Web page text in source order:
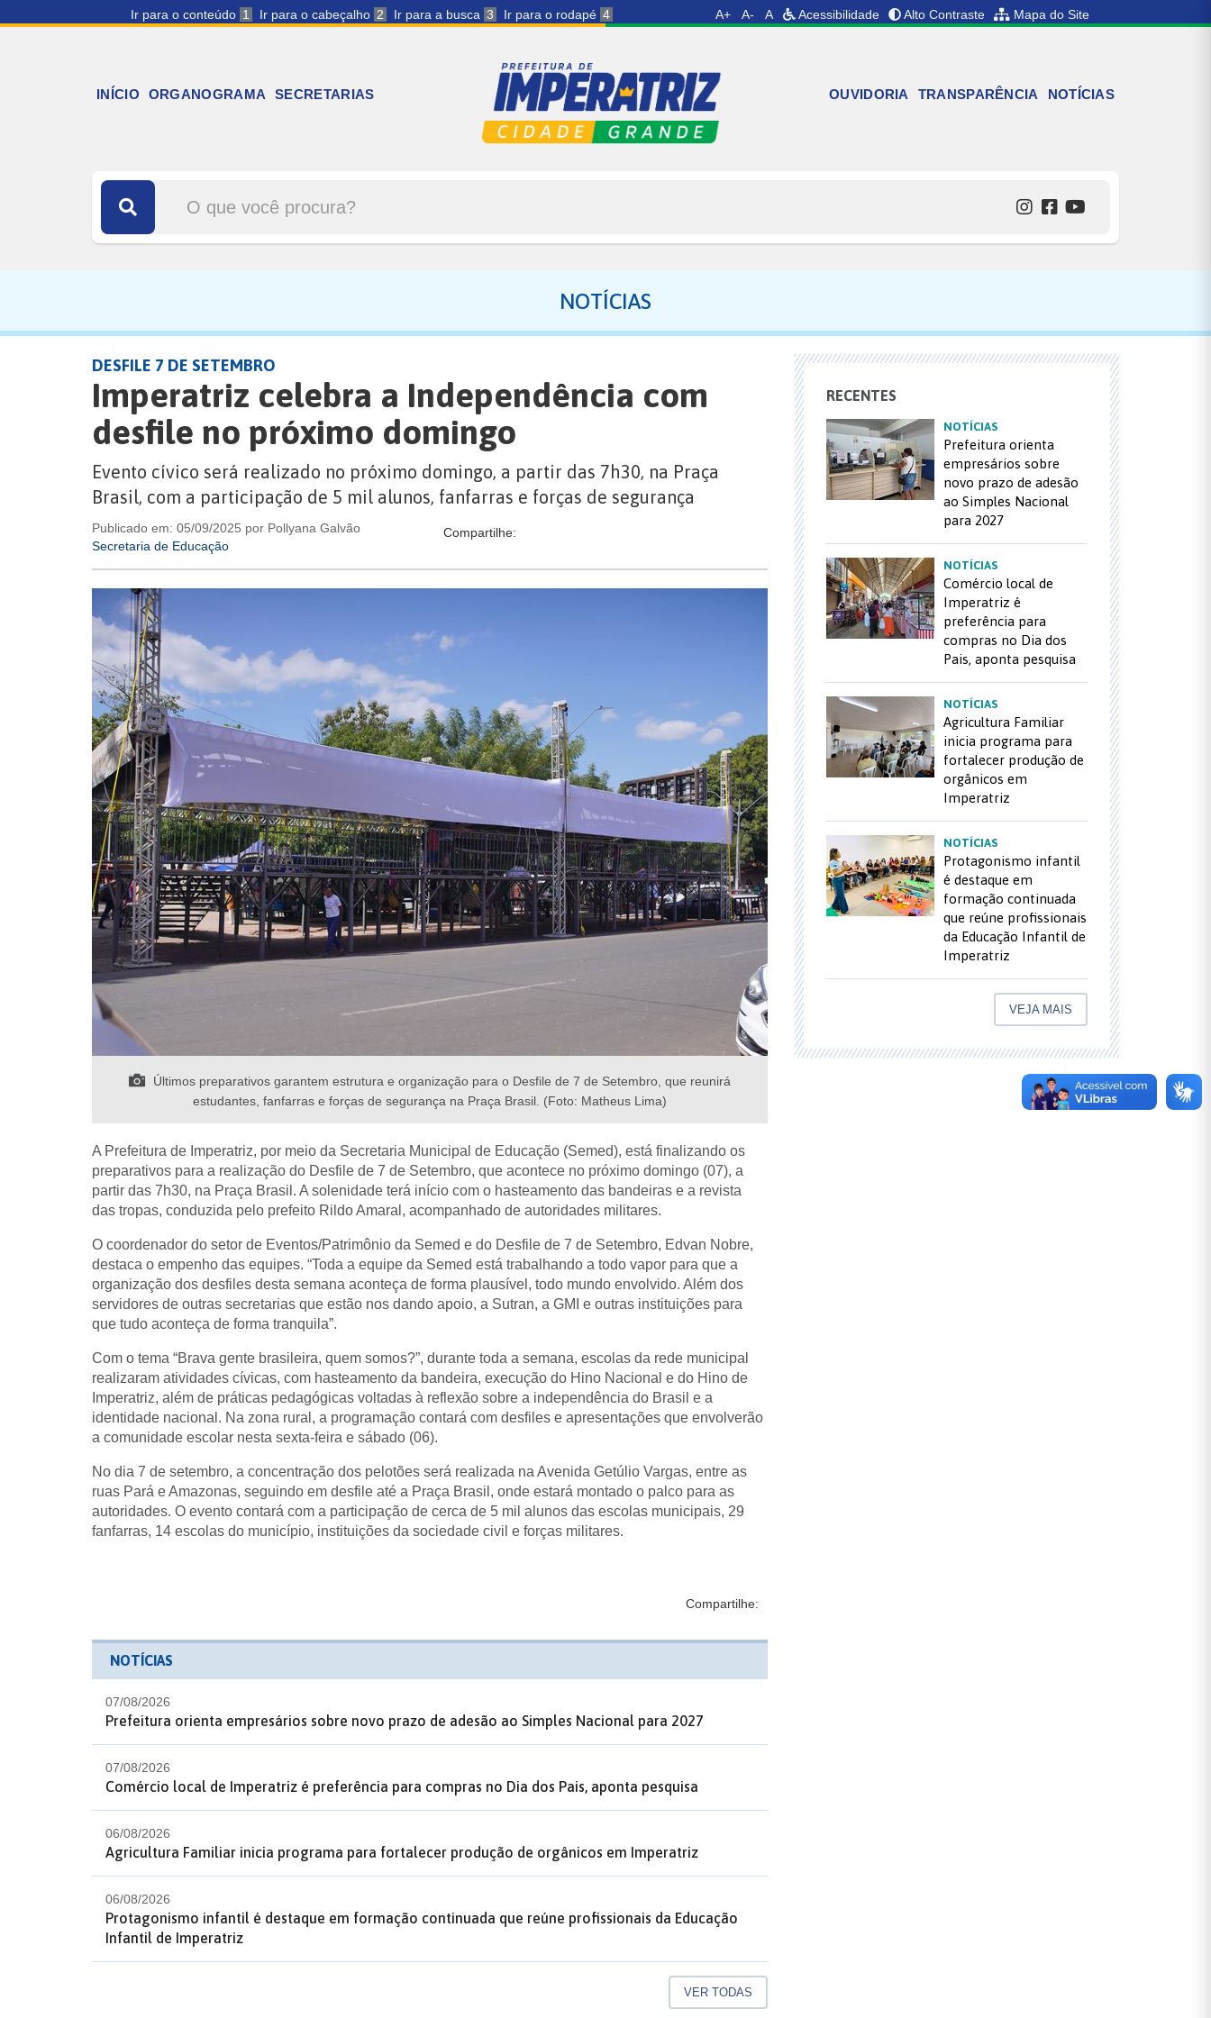
Ir para o conteúdo 1 Ir para o cabeçalho 2 Ir para a busca 3 Ir para o rodapé 4 A+ A- A Acessibilidade Alto Contraste Mapa do Site
INÍCIO ORGANOGRAMA SECRETARIAS OUVIDORIA TRANSPARÊNCIA NOTÍCIAS
NOTÍCIAS
DESFILE 7 DE SETEMBRO
Imperatriz celebra a Independência com
desfile no próximo domingo
Evento cívico será realizado no próximo domingo, a partir das 7h30, na Praça
Brasil, com a participação de 5 mil alunos, fanfarras e forças de segurança
Publicado em: 05/09/2025 por Pollyana Galvão
Secretaria de Educação
Compartilhe:
Últimos preparativos garantem estrutura e organização para o Desfile de 7 de Setembro, que reunirá
estudantes, fanfarras e forças de segurança na Praça Brasil. (Foto: Matheus Lima)
A Prefeitura de Imperatriz, por meio da Secretaria Municipal de Educação (Semed), está finalizando os
preparativos para a realização do Desfile de 7 de Setembro, que acontece no próximo domingo (07), a
partir das 7h30, na Praça Brasil. A solenidade terá início com o hasteamento das bandeiras e a revista
das tropas, conduzida pelo prefeito Rildo Amaral, acompanhado de autoridades militares.
O coordenador do setor de Eventos/Patrimônio da Semed e do Desfile de 7 de Setembro, Edvan Nobre,
destaca o empenho das equipes. “Toda a equipe da Semed está trabalhando a todo vapor para que a
organização dos desfiles desta semana aconteça de forma plausível, todo mundo envolvido. Além dos
servidores de outras secretarias que estão nos dando apoio, a Sutran, a GMI e outras instituições para
que tudo aconteça de forma tranquila”.
Com o tema “Brava gente brasileira, quem somos?”, durante toda a semana, escolas da rede municipal
realizaram atividades cívicas, com hasteamento da bandeira, execução do Hino Nacional e do Hino de
Imperatriz, além de práticas pedagógicas voltadas à reflexão sobre a independência do Brasil e a
identidade nacional. Na zona rural, a programação contará com desfiles e apresentações que envolverão
a comunidade escolar nesta sexta-feira e sábado (06).
No dia 7 de setembro, a concentração dos pelotões será realizada na Avenida Getúlio Vargas, entre as
ruas Pará e Amazonas, seguindo em desfile até a Praça Brasil, onde estará montado o palco para as
autoridades. O evento contará com a participação de cerca de 5 mil alunos das escolas municipais, 29
fanfarras, 14 escolas do município, instituições da sociedade civil e forças militares.
Compartilhe:
NOTÍCIAS
07/08/2026
Prefeitura orienta empresários sobre novo prazo de adesão ao Simples Nacional para 2027
07/08/2026
Comércio local de Imperatriz é preferência para compras no Dia dos Pais, aponta pesquisa
06/08/2026
Agricultura Familiar inicia programa para fortalecer produção de orgânicos em Imperatriz
06/08/2026
Protagonismo infantil é destaque em formação continuada que reúne profissionais da Educação
Infantil de Imperatriz
VER TODAS
RECENTES
NOTÍCIAS
Prefeitura orienta
empresários sobre
novo prazo de adesão
ao Simples Nacional
para 2027
NOTÍCIAS
Comércio local de
Imperatriz é
preferência para
compras no Dia dos
Pais, aponta pesquisa
NOTÍCIAS
Agricultura Familiar
inicia programa para
fortalecer produção de
orgânicos em
Imperatriz
NOTÍCIAS
Protagonismo infantil
é destaque em
formação continuada
que reúne profissionais
da Educação Infantil de
Imperatriz
VEJA MAIS